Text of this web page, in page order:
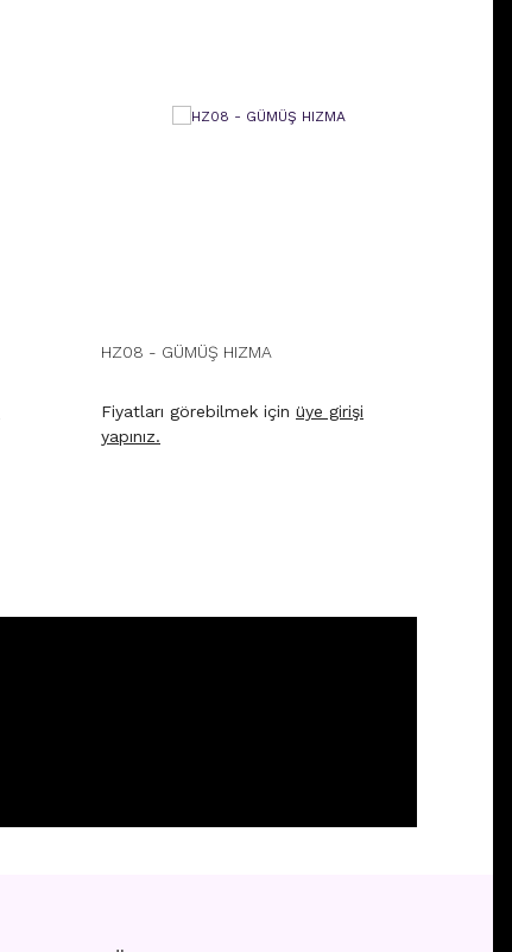
HZ08 - GÜMÜŞ HIZMA
Fiyatları görebilmek için üye girişi
yapınız.